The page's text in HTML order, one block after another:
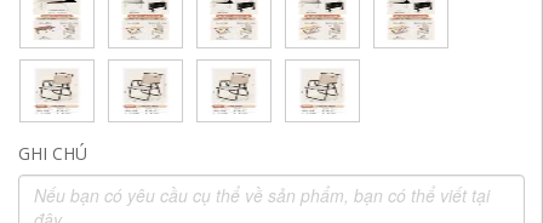
GHI CHÚ